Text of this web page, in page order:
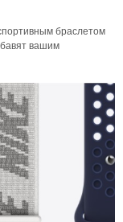
браслетом
вашим